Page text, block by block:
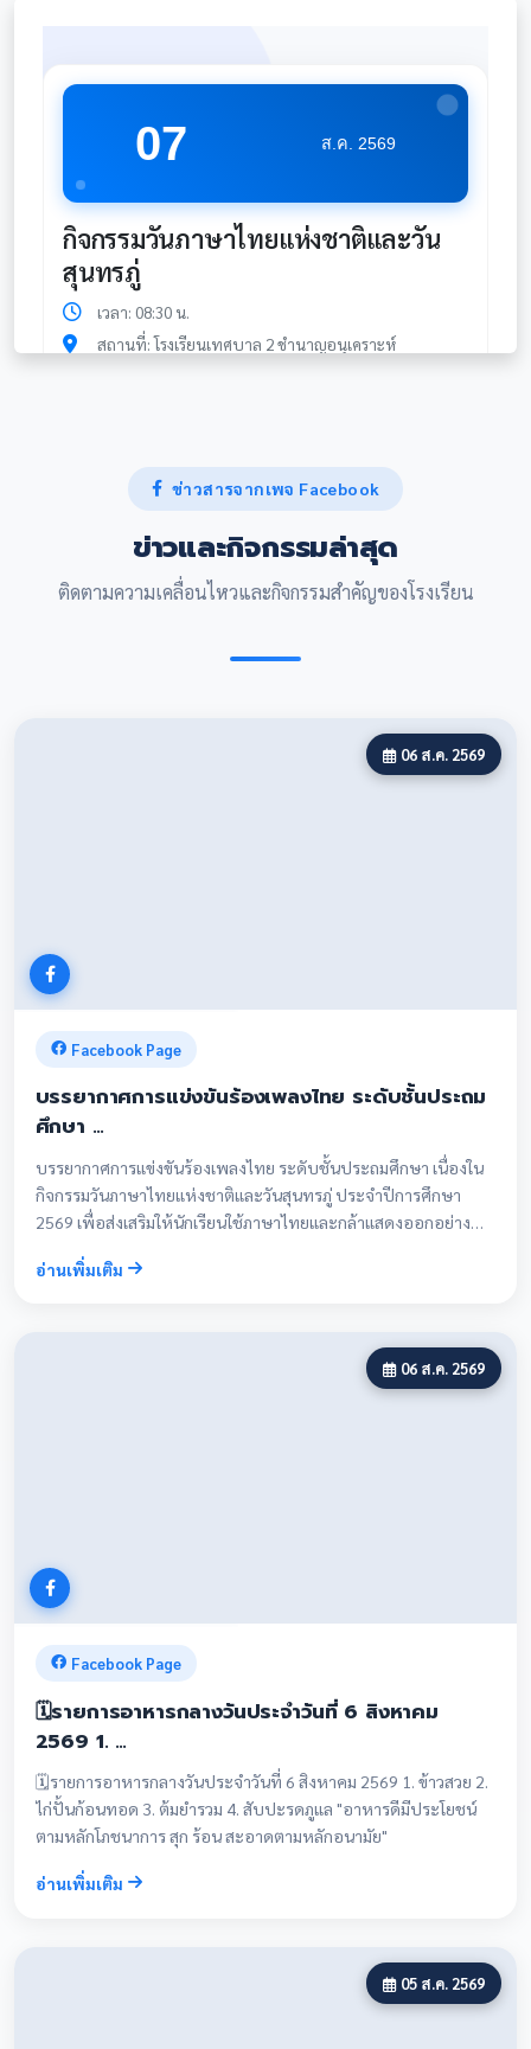
07 ส.ค. 2569
กิจกรรมวันภาษาไทยแห่งชาติและวัน
สุนทรภู่
เวลา: 08:30 น.
สถานที่: โรงเรียนเทศบาล 2 ชำนาญอนุเคราะห์
21 ส.ค. 2569
สัปดาห์วิทยาศาสตร์
สถานที่: โรงเรียนเทศบาล 2 ชำนาญอนุเคราะห์
ข่าวสารจากเพจ Facebook
ข่าวและกิจกรรมล่าสุด
ติดตามความเคลื่อนไหวและกิจกรรมสำคัญของโรงเรียน
06 ส.ค. 2569
Facebook Page
บรรยากาศการแข่งขันร้องเพลงไทย ระดับชั้นประถม
ศึกษา …
บรรยากาศการแข่งขันร้องเพลงไทย ระดับชั้นประถมศึกษา เนื่องใน
กิจกรรมวันภาษาไทยแห่งชาติและวันสุนทรภู่ ประจำปีการศึกษา
2569 เพื่อส่งเสริมให้นักเรียนใช้ภาษาไทยและกล้าแสดงออกอย่าง
อ่านเพิ่มเติม
06 ส.ค. 2569
Facebook Page
🗓️รายการอาหารกลางวันประจำวันที่ 6 สิงหาคม
2569 1. …
🗓️รายการอาหารกลางวันประจำวันที่ 6 สิงหาคม 2569 1. ข้าวสวย 2.
ไก่ปั้นก้อนทอด 3. ต้มยำรวม 4. สับปะรดภูแล "อาหารดีมีประโยชน์
ตามหลักโภชนาการ สุก ร้อน สะอาดตามหลักอนามัย"
อ่านเพิ่มเติม
05 ส.ค. 2569